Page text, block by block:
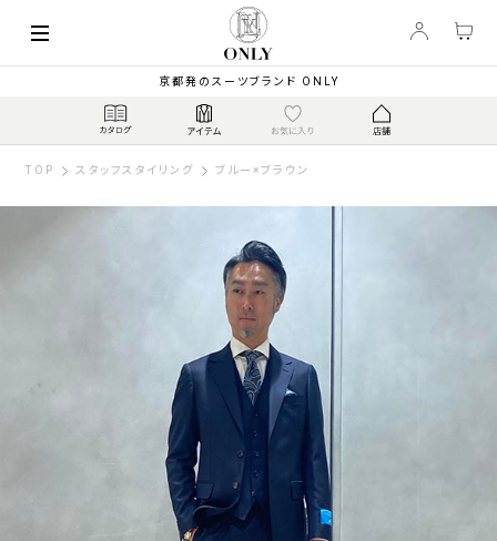
京都発のスーツブランド ONLY
TOP スタッフスタイリング ブルー×ブラウン